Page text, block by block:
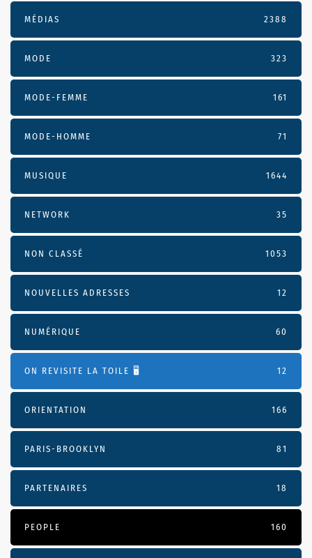
MÉDIAS 2388
MODE 323
MODE-FEMME 161
MODE-HOMME 71
MUSIQUE 1644
NETWORK 35
NON CLASSÉ 1053
NOUVELLES ADRESSES 12
NUMÉRIQUE 60
ON REVISITE LA TOILE 🖥️ 12
ORIENTATION 166
PARIS-BROOKLYN 81
PARTENAIRES 18
PEOPLE 160